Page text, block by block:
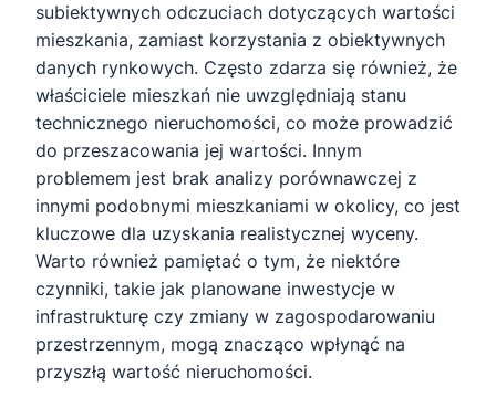
subiektywnych odczuciach dotyczących wartości
mieszkania, zamiast korzystania z obiektywnych
danych rynkowych. Często zdarza się również, że
właściciele mieszkań nie uwzględniają stanu
technicznego nieruchomości, co może prowadzić
do przeszacowania jej wartości. Innym
problemem jest brak analizy porównawczej z
innymi podobnymi mieszkaniami w okolicy, co jest
kluczowe dla uzyskania realistycznej wyceny.
Warto również pamiętać o tym, że niektóre
czynniki, takie jak planowane inwestycje w
infrastrukturę czy zmiany w zagospodarowaniu
przestrzennym, mogą znacząco wpłynąć na
przyszłą wartość nieruchomości.